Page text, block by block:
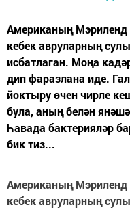
Американың Мэриленд
кебек авруларның
исбатлаган. Моңа
дип фаразлана иде.
йоктыру өчен чирле
була, аның белән
Һавада бактерияләр
бик тиз...
Американың Мэриленд
кебек авруларның